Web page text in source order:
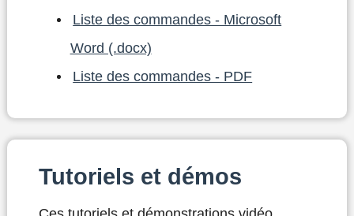
Liste des commandes - Microsoft
Word (.docx)
Liste des commandes - PDF
Tutoriels et démos